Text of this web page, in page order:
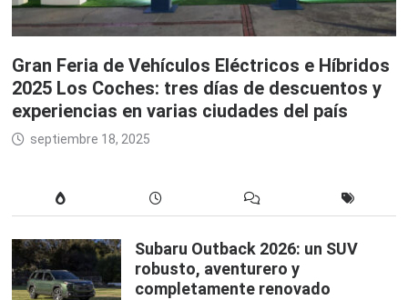
Gran Feria de Vehículos Eléctricos e Híbridos
2025 Los Coches: tres días de descuentos y
experiencias en varias ciudades del país
septiembre 18, 2025
Subaru Outback 2026: un SUV
robusto, aventurero y
completamente renovado